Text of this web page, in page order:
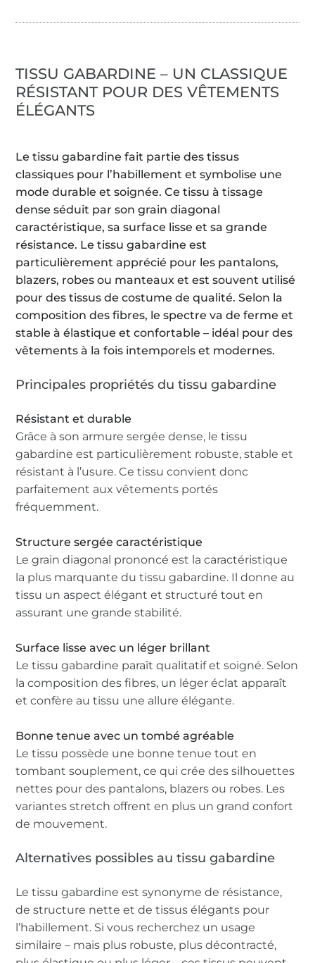
TISSU GABARDINE – UN CLASSIQUE
RÉSISTANT POUR DES VÊTEMENTS
ÉLÉGANTS
Le tissu gabardine fait partie des tissus
classiques pour l’habillement et symbolise une
mode durable et soignée. Ce tissu à tissage
dense séduit par son grain diagonal
caractéristique, sa surface lisse et sa grande
résistance. Le tissu gabardine est
particulièrement apprécié pour les pantalons,
blazers, robes ou manteaux et est souvent utilisé
pour des tissus de costume de qualité. Selon la
composition des fibres, le spectre va de ferme et
stable à élastique et confortable – idéal pour des
vêtements à la fois intemporels et modernes.
Principales propriétés du tissu gabardine
Résistant et durable
Grâce à son armure sergée dense, le tissu
gabardine est particulièrement robuste, stable et
résistant à l’usure. Ce tissu convient donc
parfaitement aux vêtements portés
fréquemment.
Structure sergée caractéristique
Le grain diagonal prononcé est la caractéristique
la plus marquante du tissu gabardine. Il donne au
tissu un aspect élégant et structuré tout en
assurant une grande stabilité.
Surface lisse avec un léger brillant
Le tissu gabardine paraît qualitatif et soigné. Selon
la composition des fibres, un léger éclat apparaît
et confère au tissu une allure élégante.
Bonne tenue avec un tombé agréable
Le tissu possède une bonne tenue tout en
tombant souplement, ce qui crée des silhouettes
nettes pour des pantalons, blazers ou robes. Les
variantes stretch offrent en plus un grand confort
de mouvement.
Alternatives possibles au tissu gabardine
Le tissu gabardine est synonyme de résistance,
de structure nette et de tissus élégants pour
l’habillement. Si vous recherchez un usage
similaire – mais plus robuste, plus décontracté,